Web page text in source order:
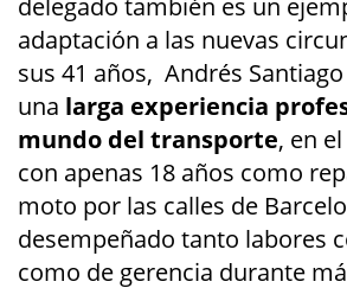
adaptación a las nuevas
sus 41 años, Andrés
una larga experiencia
mundo del transporte, en
con apenas 18 años como
moto por las calles de
desempeñado tanto labores
como de gerencia durante